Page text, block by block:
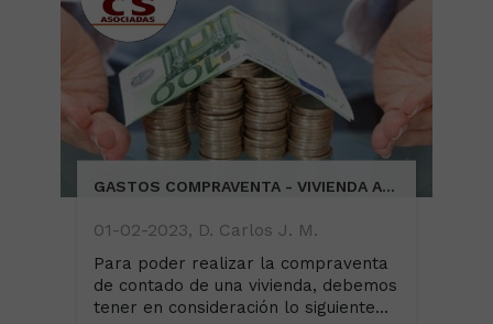
GASTOS COMPRAVENTA - VIVIENDA AL CONTADO
01-02-2023, D. Carlos J. M.
Para poder realizar la compraventa
de contado de una vivienda, debemos
tener en consideración lo siguiente...